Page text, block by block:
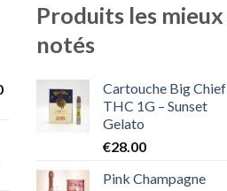
Plage
€25,000.00
Produits les mieux
notés
Cartouche Big Chief
THC 1G – Sunset
Gelato
€28.00
Pink Champagne